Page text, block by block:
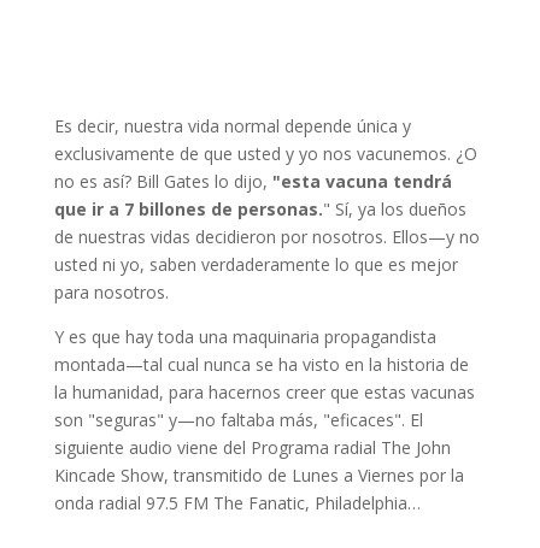
[DOCUMENTO, CHINA]
Vacuna COVID-19 (Vero Cell), Inactivada (Edición
Breve),CHINA (Gobierno)
Sputnik V(Rusia) |COVID-19 Vaccine (Vero Cell,
Inactivated (Brief Edition),Precision Vaccinationsim
COVID-19 Vaccine (Vero Cell, Inactivated (Brief Edition)
Vacuna COVID-19 (Vero Cell, Inactivada (Edición
Es decir, nuestra vida normal depende única y
exclusivamente de que usted y yo nos vacunemos. ¿O
no es así? Bill Gates lo dijo, "esta vacuna tendrá
que ir a 7 billones de personas." Sí, ya los dueños
de nuestras vidas decidieron por nosotros. Ellos—y no
usted ni yo, saben verdaderamente lo que es mejor
para nosotros.
Y es que hay toda una maquinaria propagandista
montada—tal cual nunca se ha visto en la historia de
la humanidad, para hacernos creer que estas vacunas
son "seguras" y—no faltaba más, "eficaces". El
siguiente audio viene del Programa radial The John
Kincade Show, transmitido de Lunes a Viernes por la
onda radial 97.5 FM The Fanatic, Philadelphia…